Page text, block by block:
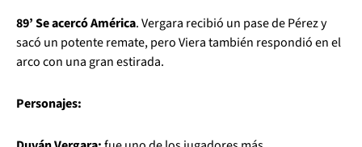
89’ Se acercó América. Vergara recibió un pase de Pérez y
sacó un potente remate, pero Viera también respondió en el
arco con una gran estirada.
Personajes: